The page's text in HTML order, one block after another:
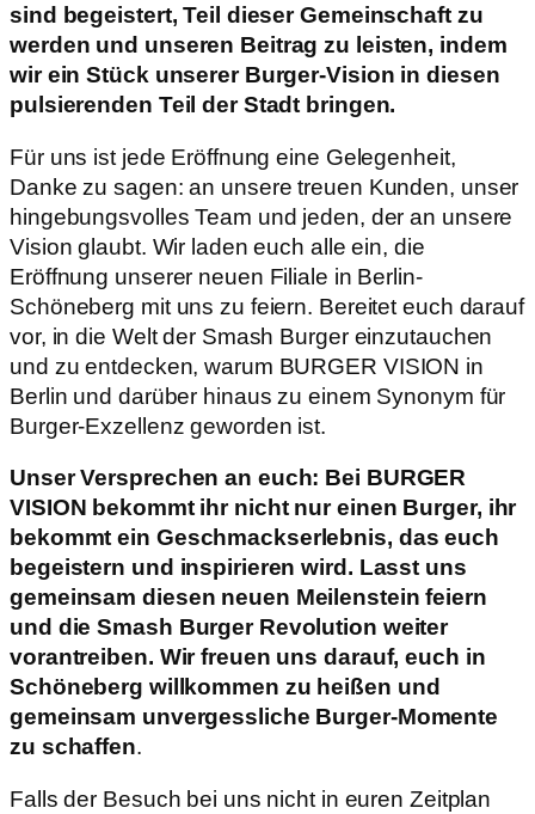
sind begeistert, Teil dieser Gemeinschaft zu
werden und unseren Beitrag zu leisten, indem
wir ein Stück unserer Burger-Vision in diesen
pulsierenden Teil der Stadt bringen.
Für uns ist jede Eröffnung eine Gelegenheit,
Danke zu sagen: an unsere treuen Kunden, unser
hingebungsvolles Team und jeden, der an unsere
Vision glaubt. Wir laden euch alle ein, die
Eröffnung unserer neuen Filiale in Berlin-
Schöneberg mit uns zu feiern. Bereitet euch darauf
vor, in die Welt der Smash Burger einzutauchen
und zu entdecken, warum BURGER VISION in
Berlin und darüber hinaus zu einem Synonym für
Burger-Exzellenz geworden ist.
Unser Versprechen an euch: Bei BURGER
VISION bekommt ihr nicht nur einen Burger, ihr
bekommt ein Geschmackserlebnis, das euch
begeistern und inspirieren wird. Lasst uns
gemeinsam diesen neuen Meilenstein feiern
und die Smash Burger Revolution weiter
vorantreiben. Wir freuen uns darauf, euch in
Schöneberg willkommen zu heißen und
gemeinsam unvergessliche Burger-Momente
zu schaffen.
Falls der Besuch bei uns nicht in euren Zeitplan